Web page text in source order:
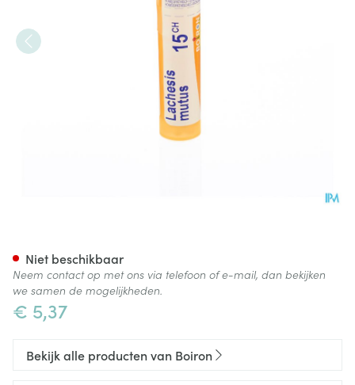
€ 5,37
Niet beschikbaar
Neem contact op met ons via telefoon of e-mail, dan bekijken
we samen de mogelijkheden.
Bekijk alle producten van Boiron